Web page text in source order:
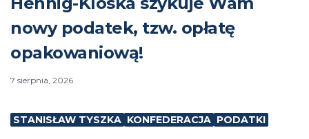
nowy podatek, tzw. opłatę
opakowaniową!
7 sierpnia, 2026
STANISŁAW TYSZKA KONFEDERACJA PODATKI